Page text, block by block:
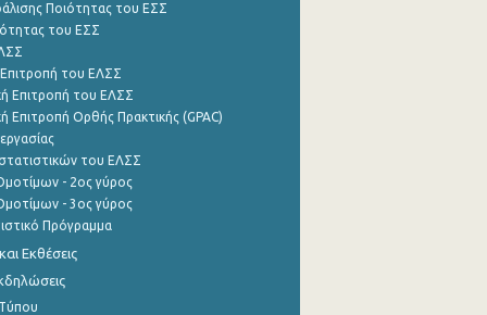
Ποιότητας του ΕΣΣ
του ΕΣΣ
Επιτροπή του ΕΛΣΣ
Επιτροπή του ΕΛΣΣ
Επιτροπή Ορθής Πρακτικής (GPAC)
του ΕΛΣΣ
- 2ος γύρος
- 3ος γύρος
Πρόγραμμα
Εκθέσεις